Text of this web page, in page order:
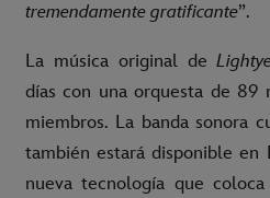
tremendamente gratificante”.
La música original de
días con una orquesta de 89
miembros. La banda sonora
también estará disponible
nueva tecnología que